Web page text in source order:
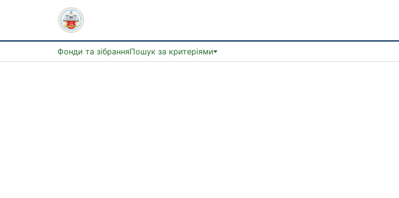
Фонди та зібранняПошук за критеріями